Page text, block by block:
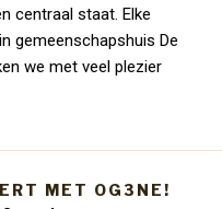
centraal staat. Elke
gemeenschapshuis De
we met veel plezier
MET OG3NE!